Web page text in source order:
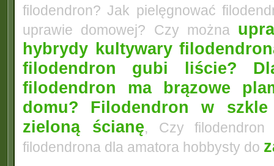
filodendron? Jak pielęgnować
uprawie domowej? Czy można
hybrydy kultywary
filodendron gubi liście?
filodendron ma brązowe
domu?
Filodendron w
zieloną ścianę, Czy filodendron
filodendrona dla amatora hobbysty do